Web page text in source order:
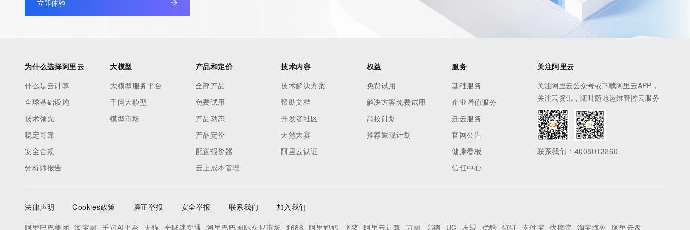
Registrant Email: Please query the RDDS service of the Registrar of Record identified in this output for information on how
to contact the Registrant, Admin, or Tech contact of the queried domain name.
Admin Street: REDACTED FOR PRIVACY
Admin Street: REDACTED FOR PRIVACY
Admin Street: REDACTED FOR PRIVACY
Admin State/Province: REDACTED FOR PRIVACY
Admin Postal Code: REDACTED FOR PRIVACY
Admin Country: REDACTED FOR PRIVACY
Admin Phone: REDACTED FOR PRIVACY
Admin Fax Ext: REDACTED FOR PRIVACY
立即体验
为什么选择阿里云
什么是云计算
全球基础设施
技术领先
稳定可靠
安全合规
分析师报告
大模型
大模型服务平台
千问大模型
模型市场
产品和定价
全部产品
免费试用
产品动态
产品定价
配置报价器
云上成本管理
技术内容
技术解决方案
帮助文档
开发者社区
天池大赛
阿里云认证
权益
免费试用
解决方案免费试用
高校计划
推荐返现计划
服务
基础服务
企业增值服务
迁云服务
官网公告
健康看板
信任中心
关注阿里云
关注阿里云公众号或下载阿里云APP，
关注云资讯，随时随地运维管控云服务
联系我们：4008013260
法律声明 Cookies政策 廉正举报 安全举报 联系我们
加入我们
阿里巴巴集团 淘宝网 千问AI平台 天猫 全球速卖通 阿里巴巴国际交易市场 1688 阿里妈妈 飞猪 阿里云计算 万网 高德 UC 友盟 优酷 钉钉 支付宝 达摩院 淘宝海外 阿里云盘